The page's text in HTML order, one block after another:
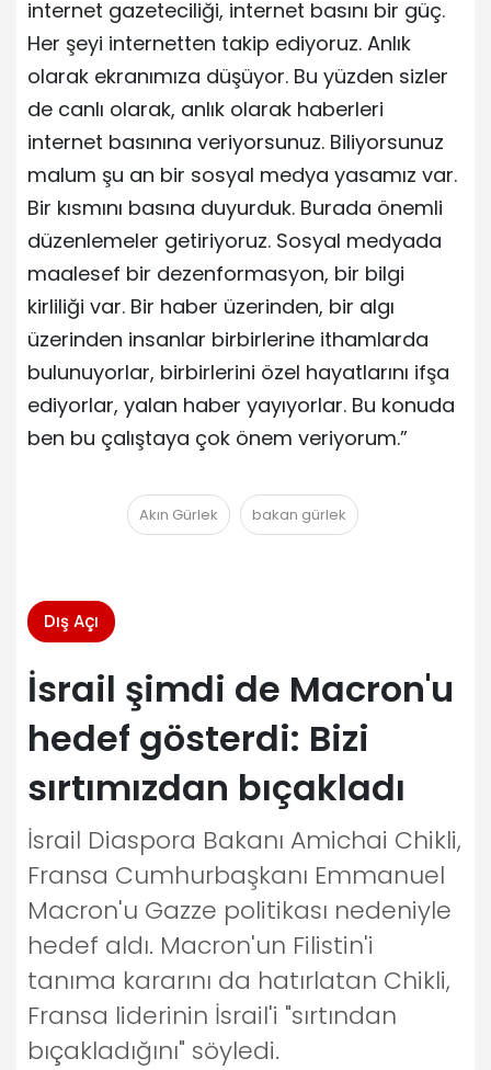
internet gazeteciliği, internet basını bir güç.
Her şeyi internetten takip ediyoruz. Anlık
olarak ekranımıza düşüyor. Bu yüzden sizler
de canlı olarak, anlık olarak haberleri
internet basınına veriyorsunuz. Biliyorsunuz
malum şu an bir sosyal medya yasamız var.
Bir kısmını basına duyurduk. Burada önemli
düzenlemeler getiriyoruz. Sosyal medyada
maalesef bir dezenformasyon, bir bilgi
kirliliği var. Bir haber üzerinden, bir algı
üzerinden insanlar birbirlerine ithamlarda
bulunuyorlar, birbirlerini özel hayatlarını ifşa
ediyorlar, yalan haber yayıyorlar. Bu konuda
ben bu çalıştaya çok önem veriyorum.”
Akın Gürlek bakan gürlek
Dış Açı
İsrail şimdi de Macron'u
hedef gösterdi: Bizi
sırtımızdan bıçakladı
İsrail Diaspora Bakanı Amichai Chikli,
Fransa Cumhurbaşkanı Emmanuel
Macron'u Gazze politikası nedeniyle
hedef aldı. Macron'un Filistin'i
tanıma kararını da hatırlatan Chikli,
Fransa liderinin İsrail'i "sırtından
bıçakladığını" söyledi.